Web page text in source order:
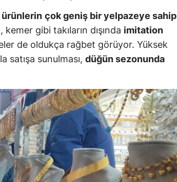
ürünlerin çok geniş bir yelpazeye sahip
gibi takıların dışında imitation
de oldukça rağbet görüyor. Yüksek
satışa sunulması, düğün sezonunda